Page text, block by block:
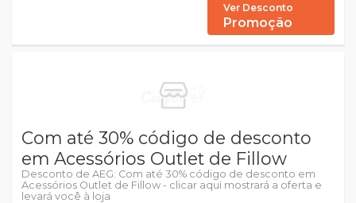
Ver Desconto
Promoção
Com até 30% código de desconto
em Acessórios Outlet de Fillow
Desconto de AEG: Com até 30% código de desconto em
Acessórios Outlet de Fillow - clicar aqui mostrará a oferta e
levará você à loja